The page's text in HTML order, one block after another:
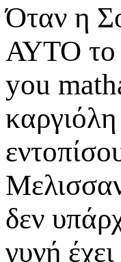
Όταν η
ΑΥΤΟ το
you
δεν
γυνή